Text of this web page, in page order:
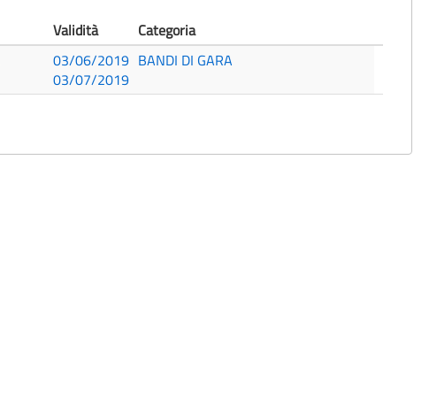
Validità
Categoria
03/06/2019
03/07/2019
BANDI DI GARA